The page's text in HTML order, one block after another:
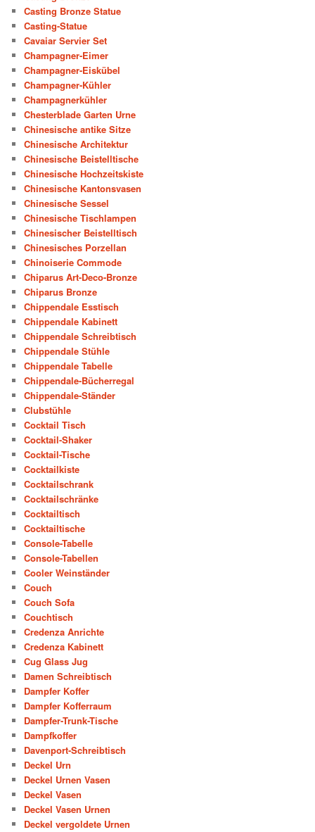
Casting Bronze Statue
Casting-Statue
Cavaiar Servier Set
Champagner-Eimer
Champagner-Eiskübel
Champagner-Kühler
Champagnerkühler
Chesterblade Garten Urne
Chinesische antike Sitze
Chinesische Architektur
Chinesische Beistelltische
Chinesische Hochzeitskiste
Chinesische Kantonsvasen
Chinesische Sessel
Chinesische Tischlampen
Chinesischer Beistelltisch
Chinesisches Porzellan
Chinoiserie Commode
Chiparus Art-Deco-Bronze
Chiparus Bronze
Chippendale Esstisch
Chippendale Kabinett
Chippendale Schreibtisch
Chippendale Stühle
Chippendale Tabelle
Chippendale-Bücherregal
Chippendale-Ständer
Clubstühle
Cocktail Tisch
Cocktail-Shaker
Cocktail-Tische
Cocktailkiste
Cocktailschrank
Cocktailschränke
Cocktailtisch
Cocktailtische
Console-Tabelle
Console-Tabellen
Cooler Weinständer
Couch
Couch Sofa
Couchtisch
Credenza Anrichte
Credenza Kabinett
Cug Glass Jug
Damen Schreibtisch
Dampfer Koffer
Dampfer Kofferraum
Dampfer-Trunk-Tische
Dampfkoffer
Davenport-Schreibtisch
Deckel Urn
Deckel Urnen Vasen
Deckel Vasen
Deckel Vasen Urnen
Deckel vergoldete Urnen